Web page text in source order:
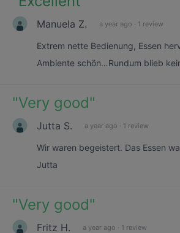
Manuela Z. a year ago · 1 review
Extrem nette Bedienung, Essen
Ambiente schön…Rundum blieb
"Very good"
Jutta S. a year ago · 1 review
Wir waren begeistert. Das Essen
Jutta
"Very good"
Fritz H. a year ago · 1 review